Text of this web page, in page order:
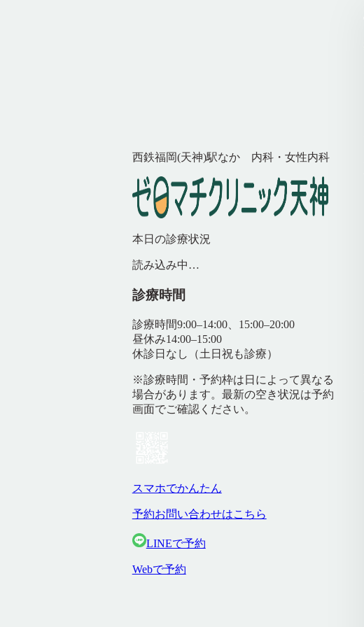
西鉄福岡(天神)駅なか 内科・女性内科
本日の診療状況
読み込み中…
診療時間
診療時間9:00–14:00、15:00–20:00
昼休み14:00–15:00
休診日 なし（土日祝も診療）
※診療時間・予約枠は日によって異なる
場合があります。最新の空き状況は予約
画面でご確認ください。
スマホでかんたん
予約お問い合わせはこちら
LINEで予約
Webで予約